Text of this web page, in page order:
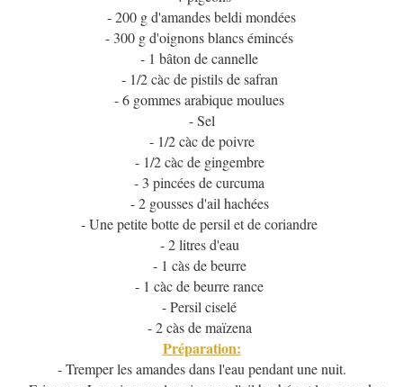
- 200 g d'amandes beldi mondées
- 300 g d'oignons blancs émincés
- 1 bâton de cannelle
- 1/2 càc de pistils de safran
- 6 gommes arabique moulues
- Sel
- 1/2 càc de poivre
- 1/2 càc de gingembre
- 3 pincées de curcuma
- 2 gousses d'ail hachées
- Une petite botte de persil et de coriandre
- 2 litres d'eau
- 1 càs de beurre
- 1 càc de beurre rance
- Persil ciselé
- 2 càs de maïzena
Préparation:
- Tremper les amandes dans l'eau pendant une nuit.